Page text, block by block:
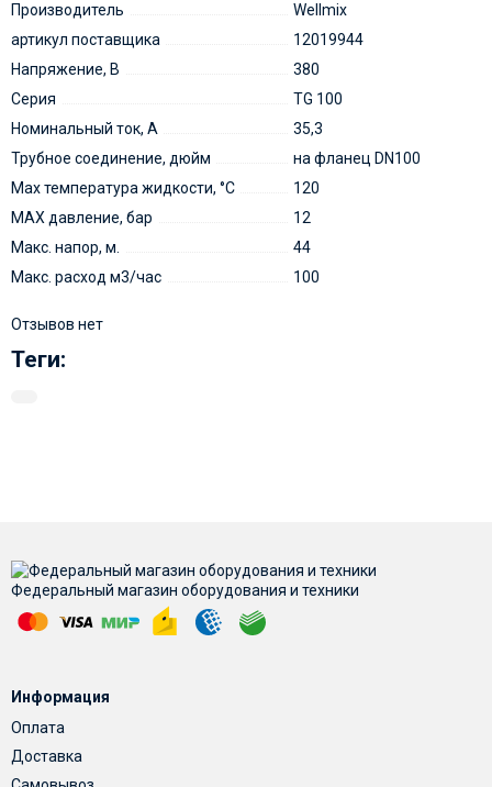
Производитель
Wellmix
артикул поставщика
12019944
Напряжение, В
380
Серия
TG 100
Номинальный ток, А
35,3
Трубное соединение, дюйм
на фланец DN100
Мах температура жидкости, °С
120
MAX давление, бар
12
Макс. напор, м.
44
Макс. расход м3/час
100
Отзывов нет
Теги:
Федеральный магазин оборудования и техники
Информация
Оплата
Доставка